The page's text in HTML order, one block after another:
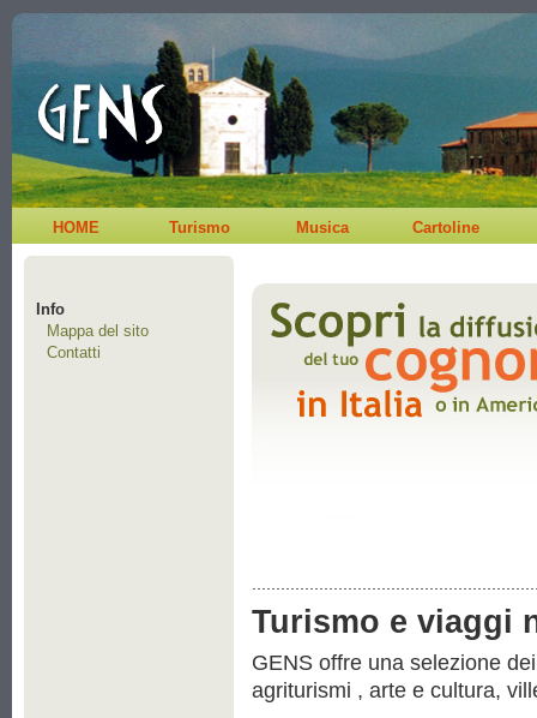
HOME Turismo Musica Cartoline
Info
Mappa del sito
Contatti
Turismo e viaggi
GENS offre una selezione
agriturismi , arte e cultura,